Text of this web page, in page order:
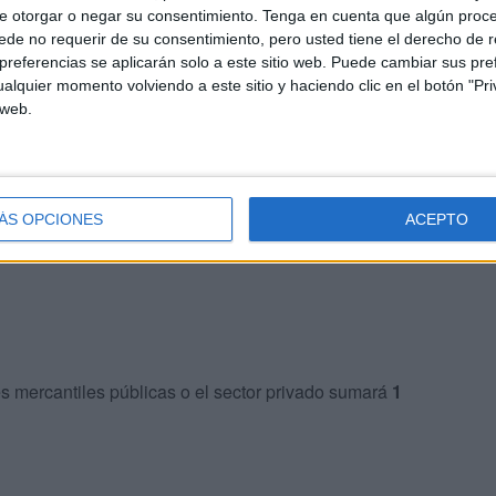
otorgar o negar su consentimiento. Tenga en cuenta que algún
no requerir de su consentimiento, pero usted tiene el derecho de
se aplicarán solo a este sitio web. Puede cambiar sus
momento volviendo a este sitio y haciendo clic en el botón
OPCIONES ACEPTO
en dos apartados, con un máximo de24
puntos)
Públicas en la misma categoría
públicas o el sector privado sumará 1